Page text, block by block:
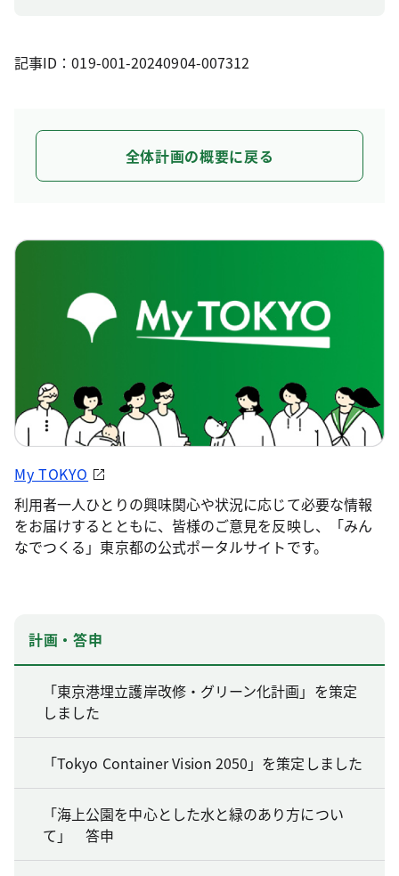
記事ID：019-001-20240904-007312
全体計画の概要に戻る
My TOKYO
利用者一人ひとりの興味関心や状況に応じて必要な情報
をお届けするとともに、皆様のご意見を反映し、「みん
なでつくる」東京都の公式ポータルサイトです。
計画・答申
「東京港埋立護岸改修・グリーン化計画」を策定
しました
「Tokyo Container Vision 2050」を策定しました
「海上公園を中心とした水と緑のあり方につい
て」 答申